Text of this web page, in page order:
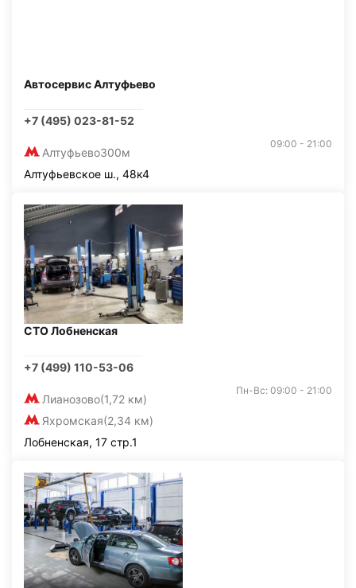
Автосервис Алтуфьево
+7 (495) 023-81-52
Алтуфьево300м
09:00 - 21:00
Алтуфьевское ш., 48к4
СТО Лобненская
+7 (499) 110-53-06
Лианозово(1,72 км)
Яхромская(2,34 км)
Пн-Вс: 09:00 - 21:00
Лобненская, 17 стр.1